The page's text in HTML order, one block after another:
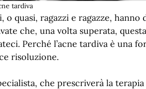
tardiva
o quasi, ragazzi e ragazze, hanno
che, una volta superata,
Perché l’acne tardiva è una
risoluzione.
che prescriverà la